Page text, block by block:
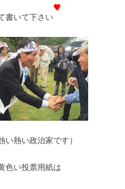
書いて下さい
い熱い政治家です）
色い投票用紙は